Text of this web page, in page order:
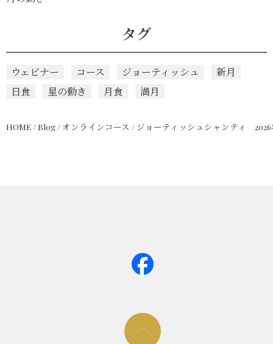
タグ
ウェビナー コース ジョーティッシュ
新月
日食
星の動き 月食 満月
HOME / Blog / オンラインコース / ジョーティッシュシャンティ